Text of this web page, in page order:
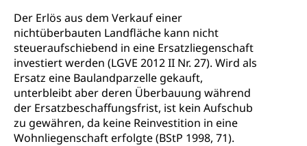
Der Erlös aus dem Verkauf einer
nichtüberbauten Landfläche kann nicht
steueraufschiebend in eine Ersatzliegenschaft
investiert werden (LGVE 2012 II Nr. 27). Wird als
Ersatz eine Baulandparzelle gekauft,
unterbleibt aber deren Überbauung während
der Ersatzbeschaffungsfrist, ist kein Aufschub
zu gewähren, da keine Reinvestition in eine
Wohnliegenschaft erfolgte (BStP 1998, 71).